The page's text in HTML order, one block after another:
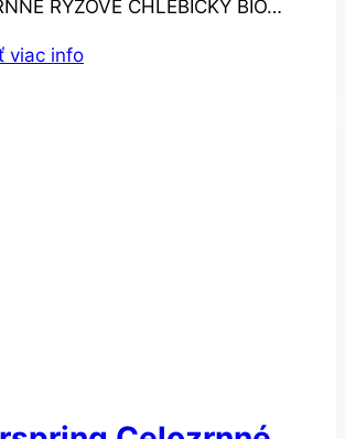
RYŽOVÉ CHLEBÍČKY BIO…
viac info